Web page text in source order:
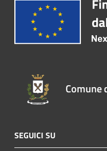
Comune
SEGUICI SU